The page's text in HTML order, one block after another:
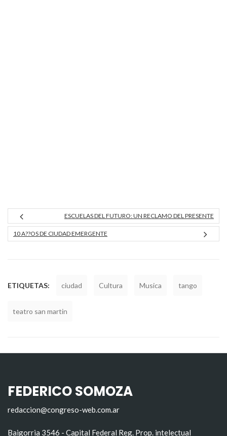
ESCUELAS DEL FUTURO: UN RECLAMO DEL PRESENTE
10 A??OS DE CIUDAD EMERGENTE
ETIQUETAS: ciudad Cultura Musica tango
teatro san martin
FEDERICO SOMOZA
redaccion@congreso-web.com.ar
Baigorria 3546 - Capital Federal Reg. Prop. intelectual